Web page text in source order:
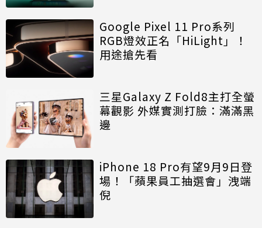
Google Pixel 11 Pro系列
RGB燈效正名「HiLight」！
用途搶先看
三星Galaxy Z Fold8主打全螢
幕觀影 外媒實測打臉：滿滿黑
邊
iPhone 18 Pro有望9月9日登
場！「蘋果員工抽選會」洩端
倪